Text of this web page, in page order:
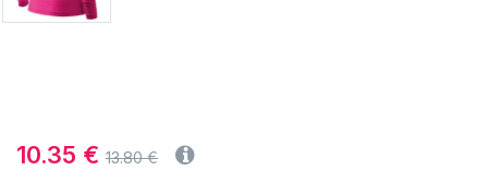
10.35 € 13.80 €